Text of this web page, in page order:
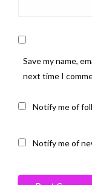
Save my name,
next time I
Notify me of
Notify me of